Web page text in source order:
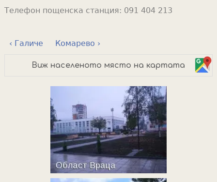
Телефон пощенска станция: 091 404 213
‹ Галиче Комарево ›
Виж населеното място на картата